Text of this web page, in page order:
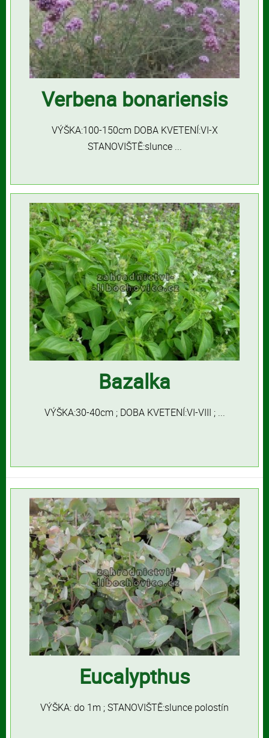
Verbena bonariensis
VÝŠKA:100-150cm DOBA KVETENÍ:VI-X
STANOVIŠTĚ:slunce ...
Bazalka
VÝŠKA:30-40cm ; DOBA KVETENÍ:VI-VIII ; ...
Eucalypthus
VÝŠKA: do 1m ; STANOVIŠTĚ:slunce polostín